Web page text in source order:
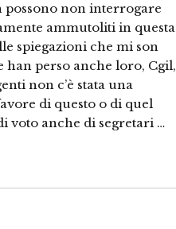
possono non interrogare
ammutoliti in questa
spiegazioni che mi son
han perso anche loro, Cgil,
non c’è stata una
di questo o di quel
voto anche di segretari …